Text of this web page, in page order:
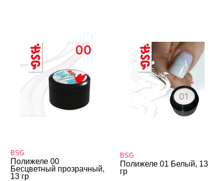
Распродажа
Наборы
Гель-краски
Гели и Акрил гели
Жидкие гели и полигели
Акригель (полигель)
BSG
Полижеле 00
Бесцветный прозрачный,
13 гр
BSG
Полижеле 01 Белый, 13
гр